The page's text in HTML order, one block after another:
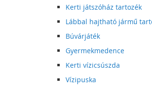
Kerti játszóház tartozék
Lábbal hajtható jármű
Búvárjáték
Gyermekmedence
Kerti vízicsúszda
Vízipuska